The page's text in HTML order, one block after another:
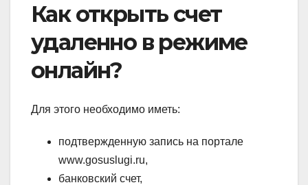
Как открыть счет
удаленно в режиме
онлайн?
Для этого необходимо иметь:
подтвержденную запись на портале
www.gosuslugi.ru,
банковский счет,